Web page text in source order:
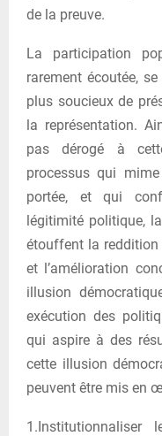
de la preuve.
La participation
rarement écoutée,
plus soucieux de
la représentation.
pas dérogé à
processus qui
portée, et qui
légitimité politique,
étouffent la
et l’amélioration
illusion
exécution des
qui aspire à des
cette illusion
peuvent être mis en